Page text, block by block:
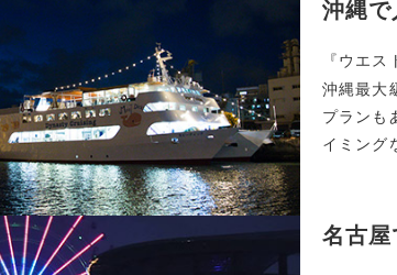
沖縄
『ウエス
沖縄最大
プランも
イミング
名古